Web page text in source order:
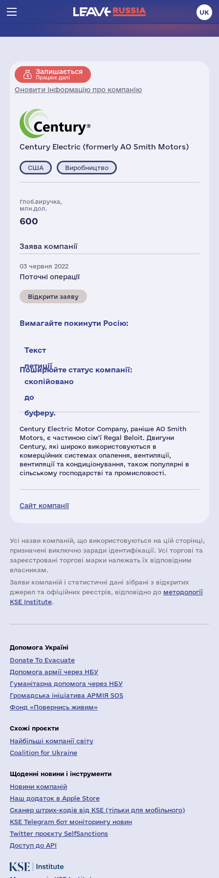
UK
Залишається
Працює далі
Оновити інформацію про компанію
Century Electric (formerly AO Smith Motors)
Century Electric Motor Company, раніше AO Smith
Motors, є частиною сім'ї Regal Beloit. Двигуни
Century, які широко використовуються в
комерційних системах опалення, вентиляції,
вентиляції та кондиціонування, також популярні в
сільському господарстві та промисловості.
Сайт компанії
США Виробництво
Глоб.виручка,
млн.дол.
600
Заява компанії
03 червня 2022
Поточні операції
Відкрити заяву
Вимагайте покинути Росію:
Текст
петиції
скопійовано
до
буферу.
Поширюйте статус компанії:
Усі назви компаній, що використовуються на цій сторінці,
призначені виключно заради ідентифікації. Усі торгові та
зареєстровані торгові марки належать їх відповідним
власникам.
Заяви компаній i статистичні дані зібрані з відкритих
джерел та офіційних реєстрів, відповідно до методології
KSE Institute.
Допомога Україні
Donate To Evacuate
Допомога армії через НБУ
Гуманітарна допомога через НБУ
Громадська ініціатива АРМІЯ SOS
Фонд «Повернись живим»
Схожі проєкти
Найбільші компанії світу
Coalition for Ukraine
Щоденні новини і інструменти
Новини компаній
Наш додаток в Apple Store
Сканер штрих-кодів від KSE (тільки для мобільного)
KSE Telegram бот моніторингу новин
Twitter проєкту SelfSanctions
Доступ до API